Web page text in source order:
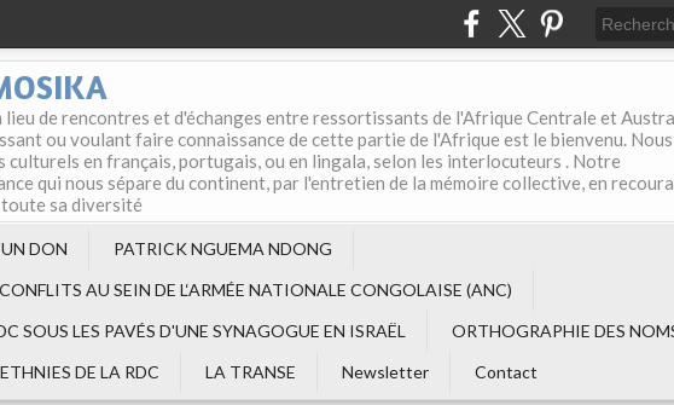
lieu de rencontres et d'échanges entre ressortissants de l'Afrique Centrale et
ou voulant faire connaissance de cette partie de l'Afrique est le bienvenu.
culturels en français, portugais, ou en lingala, selon les interlocuteurs . Notre
qui nous sépare du continent, par l'entretien de la mémoire collective, en
sa diversité
DON
PATRICK NGUEMA NDONG
AU SEIN DE L‘ARMÉE NATIONALE CONGOLAISE (ANC)
SOUS LES PAVÉS D'UNE SYNAGOGUE EN ISRAËL
ORTHOGRAPHIE DES
DE LA RDC
LA TRANSE Newsletter Contact